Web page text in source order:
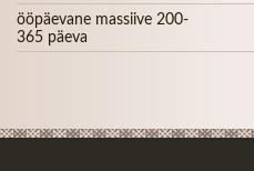
ööpäevane massiive 200-
365 päeva